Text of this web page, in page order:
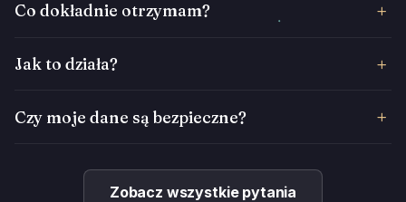
Co dokładnie otrzymam?
Jak to działa?
Czy moje dane są bezpieczne?
Zobacz wszystkie pytania